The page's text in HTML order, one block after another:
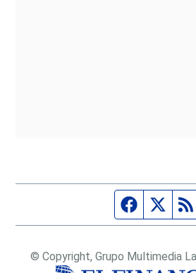
Página de
© Copyright, Grupo Multimedia